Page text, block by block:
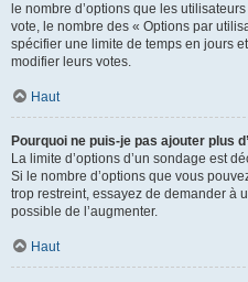
le nombre d’options que les
vote, le nombre des « Options par
spécifier une limite de temps en jours
modifier leurs votes.
Haut
Pourquoi ne puis-je pas ajouter plus
La limite d’options d’un sondage est
Si le nombre d’options que vous
trop restreint, essayez de demander à
possible de l’augmenter.
Haut